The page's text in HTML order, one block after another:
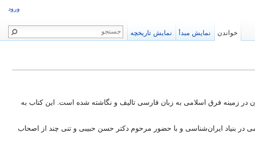
در زمینه فرق اسلامی به زبان فارسی تالیف و نگاشته شده است. این کتاب به
بنیاد ایران‌شناسی و با حضور مرحوم دکتر حسن حبیبی و تنی چند از اصحاب
ورود
نمایش تاریخچه نمایش مبدأ خواندن